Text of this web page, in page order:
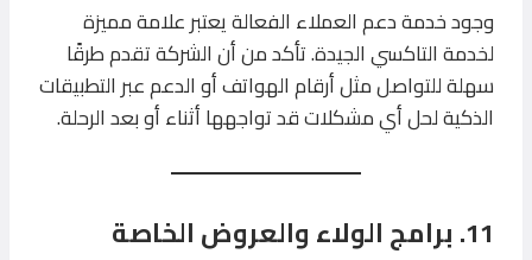
وجود خدمة دعم العملاء الفعالة يعتبر علامة مميزة
لخدمة التاكسي الجيدة. تأكد من أن الشركة تقدم طرقًا
سهلة للتواصل مثل أرقام الهواتف أو الدعم عبر التطبيقات
الذكية لحل أي مشكلات قد تواجهها أثناء أو بعد الرحلة.
11. برامج الولاء والعروض الخاصة